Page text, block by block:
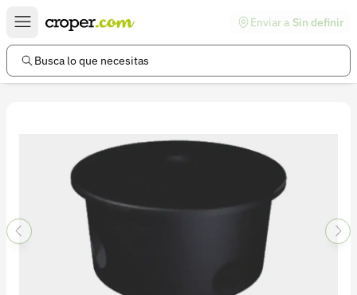
Enviar a Sin definir
Busca lo que necesitas
Enlaces de interés
Preguntas frecuentes
Información legal
Términos y condiciones
Política de devoluciones
Política de privacidad